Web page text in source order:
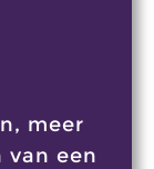
meer
van een